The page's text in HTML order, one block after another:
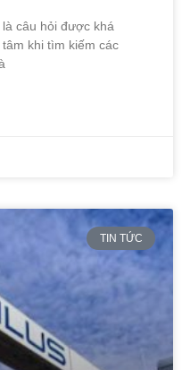
câu hỏi được khá
khi tìm kiếm các
TIN TỨC